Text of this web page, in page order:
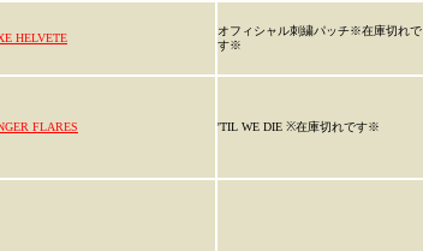
HELVETE
オフィシャル刺繍パッチ※在庫切れで
す※
FLARES 'TIL WE DIE ※在庫切れです※